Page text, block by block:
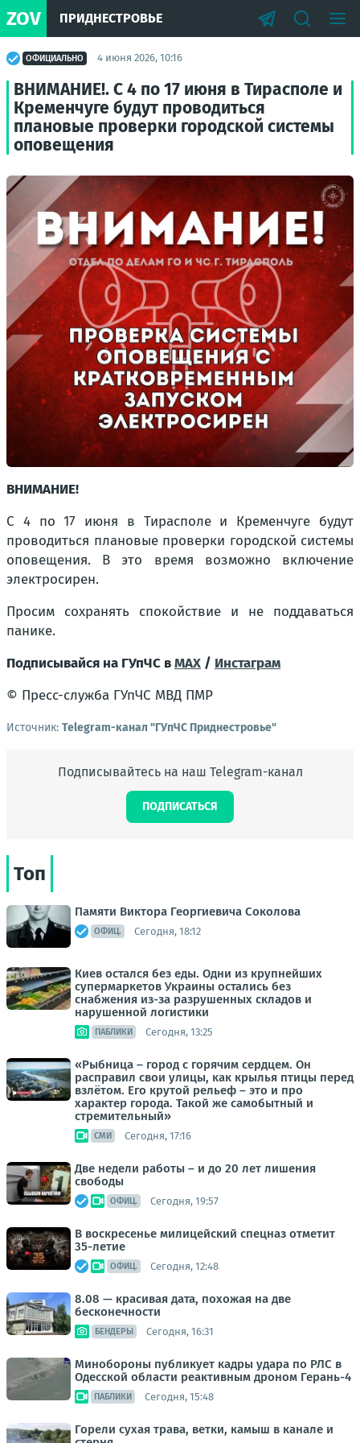
ZOV ПРИДНЕСТРОВЬЕ
ОФИЦИАЛЬНО 4 июня 2026, 10:16
ВНИМАНИЕ!. С 4 по 17 июня в Тирасполе и
Кременчуге будут проводиться
плановые проверки городской системы
оповещения
ВНИМАНИЕ!
С 4 по 17 июня в Тирасполе и Кременчуге будут
проводиться плановые проверки городской системы
оповещения. В это время возможно включение
электросирен.
Просим сохранять спокойствие и не поддаваться
панике.
Подписывайся на ГУпЧС вMAX / Инстаграм
© Пресс-служба ГУпЧС МВД ПМР
Источник: Telegram-канал "ГУпЧС Приднестровье"
Подписывайтесь на наш Telegram-канал
ПОДПИСАТЬСЯ
Топ
Памяти Виктора Георгиевича Соколова
ОФИЦ. Сегодня, 18:12
Киев остался без еды. Одни из крупнейших
супермаркетов Украины остались без
снабжения из-за разрушенных складов и
нарушенной логистики
ПАБЛИКИ Сегодня, 13:25
«Рыбница – город с горячим сердцем. Он
расправил свои улицы, как крылья птицы перед
взлётом. Его крутой рельеф – это и про
характер города. Такой же самобытный и
стремительный»
СМИ Сегодня, 17:16
Две недели работы – и до 20 лет лишения
свободы
ОФИЦ. Сегодня, 19:57
В воскресенье милицейский спецназ отметит
35-летие
ОФИЦ. Сегодня, 12:48
8.08 — красивая дата, похожая на две
бесконечности
БЕНДЕРЫ Сегодня, 16:31
Минобороны публикует кадры удара по РЛС в
Одесской области реактивным дроном Герань-4
ПАБЛИКИ Сегодня, 15:48
Горели сухая трава, ветки, камыш в канале и